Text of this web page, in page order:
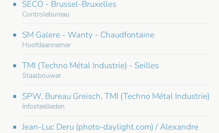
SECO - Brussel-Bruxelles
Controlebureau
SM Galere - Wanty - Chaudfontaine
Hoofdaannemer
TMI (Techno Métal Industrie) - Seilles
Staalbouwer
SPW, Bureau Greisch, TMI (Techno Métal Industrie)
Infosteelleden
Jean-Luc Deru (photo-daylight.com) / Alexandre